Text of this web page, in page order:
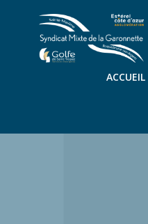
contenu
ACCUEIL